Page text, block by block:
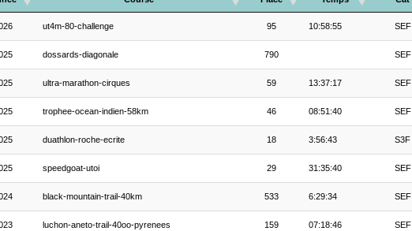
ut4m-80-challenge 95 10:58:55 SEF
dossards-diagonale 790 SEF
ultra-marathon-cirques 59 13:37:17 SEF
trophee-ocean-indien-58km 46 08:51:40 SEF
duathlon-roche-ecrite 18 3:56:43 S3F
speedgoat-utoi 29 31:35:40 SEF
black-mountain-trail-40km 533 6:29:34 SEF
luchon-aneto-trail-40oo-pyrenees 159 07:18:46 SEF